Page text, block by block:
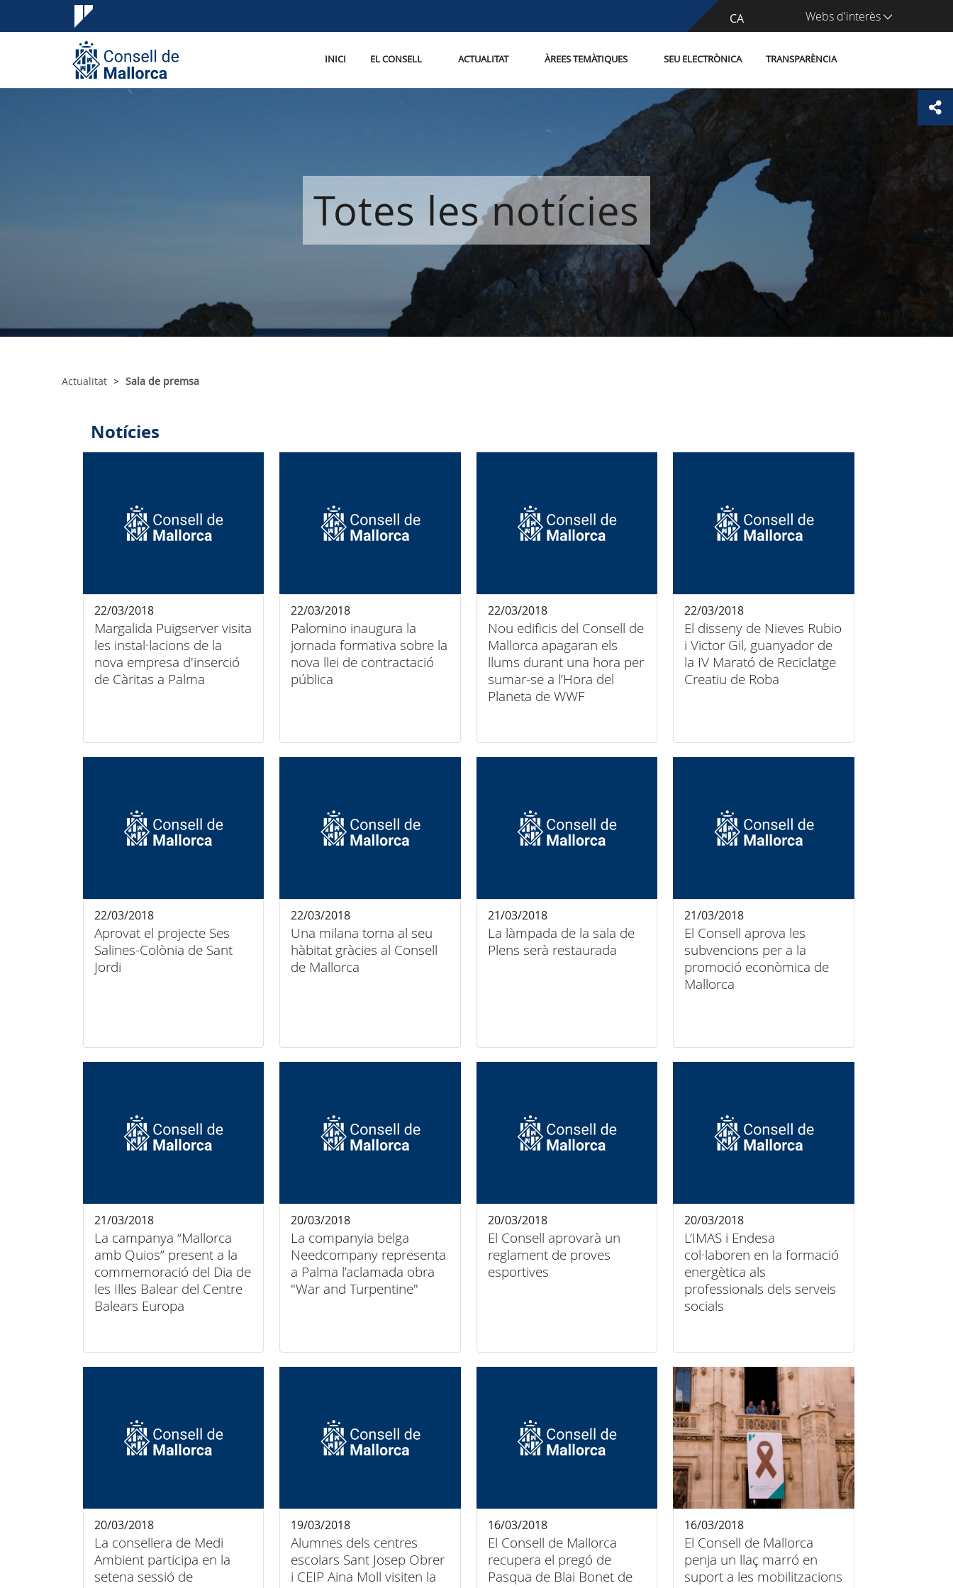
CA
ES Webs d'interès
INICI EL CONSELL ACTUALITAT ÀREES TEMÀTIQUES SEU ELECTRÒNICA TRANSPARÈNCIA
Totes les notícies
Actualitat Sala de premsa
Notícies
Margalida Puigserver visita
les instal·lacions de la
nova empresa d'inserció
de Càritas a Palma
22/03/2018
Palomino inaugura la
jornada formativa sobre la
nova llei de contractació
pública
22/03/2018
Nou edificis del Consell de
Mallorca apagaran els
llums durant una hora per
sumar-se a l’Hora del
Planeta de WWF
22/03/2018
El disseny de Nieves Rubio
i Victor Gil, guanyador de
la IV Marató de Reciclatge
Creatiu de Roba
22/03/2018
Aprovat el projecte Ses
Salines-Colònia de Sant
Jordi
22/03/2018
Una milana torna al seu
hàbitat gràcies al Consell
de Mallorca
22/03/2018
La làmpada de la sala de
Plens serà restaurada
21/03/2018
El Consell aprova les
subvencions per a la
promoció econòmica de
Mallorca
21/03/2018
La campanya “Mallorca
amb Quios” present a la
commemoració del Dia de
les Illes Balear del Centre
Balears Europa
21/03/2018
La companyia belga
Needcompany representa
a Palma l’aclamada obra
"War and Turpentine"
20/03/2018
El Consell aprovarà un
reglament de proves
esportives
20/03/2018
L’IMAS i Endesa
col·laboren en la formació
energètica als
professionals dels serveis
socials
20/03/2018
La consellera de Medi
Ambient participa en la
setena sessió de
20/03/2018
Alumnes dels centres
escolars Sant Josep Obrer
i CEIP Aina Moll visiten la
19/03/2018
El Consell de Mallorca
recupera el pregó de
Pasqua de Blai Bonet de
16/03/2018
El Consell de Mallorca
penja un llaç marró en
suport a les mobilitzacions
16/03/2018